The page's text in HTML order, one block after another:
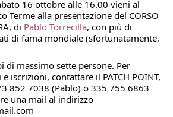
Terme alla presentazione del CORSO
di Pablo Torrecilla, con più di
di fama mondiale (sfortunatamente,
di massimo sette persone. Per
iscrizioni, contattare il PATCH POINT,
852 7038 (Pablo) o 335 755 6863
una mail al indirizzo